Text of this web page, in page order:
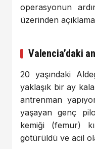
operasyonun
üzerinden
Valencia’daki
20 yaşındaki
yaklaşık bir ay
antrenman
yaşayan genç
kemiği (femur)
götürüldü ve acil